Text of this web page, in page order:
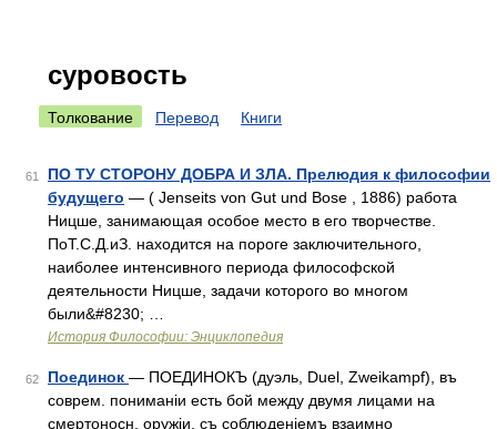
суровость
Толкование Перевод Книги
61
ПО ТУ СТОРОНУ ДОБРА И ЗЛА. Прелюдия к философии
будущего — ( Jenseits von Gut und Bose , 1886) работа
Ницше, занимающая особое место в его творчестве.
ПоТ.С.Д.иЗ. находится на пороге заключительного,
наиболее интенсивного периода философской
деятельности Ницше, задачи которого во многом
были&#8230; …
История Философии: Энциклопедия
62 Поединок — ПОЕДИНОКЪ (дуэль, Duel, Zweikampf), въ
соврем. пониманіи есть бой между двумя лицами на
смертоносн. оружіи, съ соблюденіемъ взаимно